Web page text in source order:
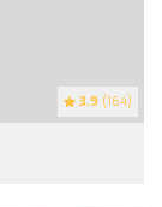
3.9 (164)